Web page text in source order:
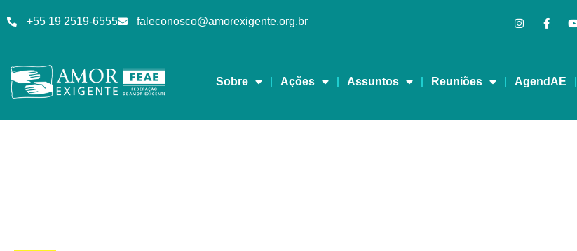
+55 19 2519-6555 faleconosco@amorexigente.org.br
Sobre Ações Assuntos Reuniões AgendAE